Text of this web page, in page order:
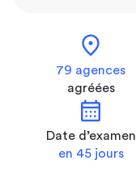
location_on
79 agences
agréées
calendar_month
Date d’examen
en 45 jours